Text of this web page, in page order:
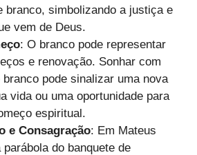
branco, simbolizando a justiça e
vem de Deus.
: O branco pode representar
e renovação. Sonhar com
pode sinalizar uma nova
vida ou uma oportunidade para
espiritual.
e Consagração: Em Mateus
parábola do banquete de